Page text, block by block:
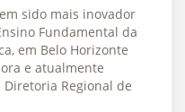
sido mais inovador
Fundamental da
em Belo Horizonte
e atualmente
Regional de